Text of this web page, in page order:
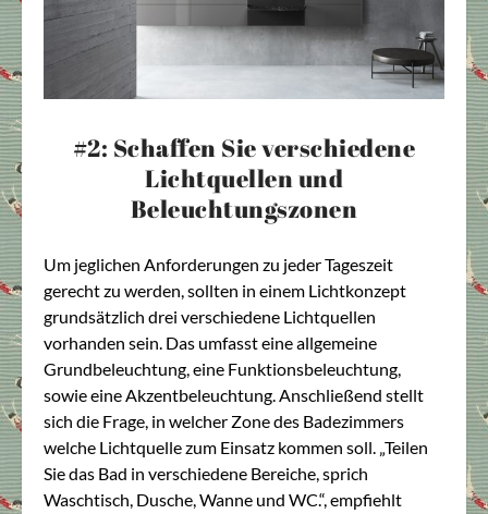
#2: Schaffen Sie verschiedene
Lichtquellen und
Beleuchtungszonen
Um jeglichen Anforderungen zu jeder Tageszeit
gerecht zu werden, sollten in einem Lichtkonzept
grundsätzlich drei verschiedene Lichtquellen
vorhanden sein. Das umfasst eine allgemeine
Grundbeleuchtung, eine Funktionsbeleuchtung,
sowie eine Akzentbeleuchtung. Anschließend stellt
sich die Frage, in welcher Zone des Badezimmers
welche Lichtquelle zum Einsatz kommen soll. „Teilen
Sie das Bad in verschiedene Bereiche, sprich
Waschtisch, Dusche, Wanne und WC.“, empfiehlt